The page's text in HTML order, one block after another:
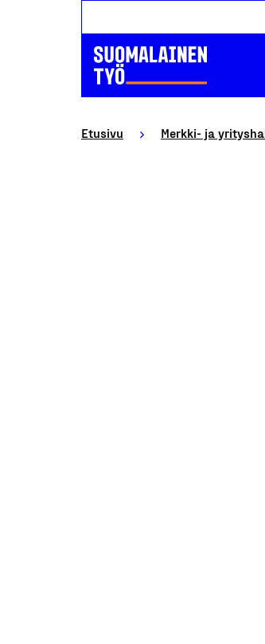
Etusivu Merkki- ja